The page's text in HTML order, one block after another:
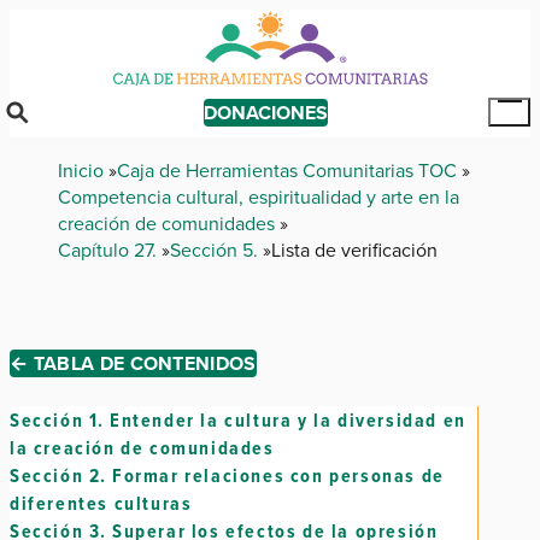
content
DONACIONES
Breadcrumb
Inicio Caja de Herramientas Comunitarias TOC
Competencia cultural, espiritualidad y arte en la
creación de comunidades
Capítulo 27. Sección 5. Lista de verificación
← TABLA DE CONTENIDOS
Sección 1. Entender la cultura y la diversidad en
la creación de comunidades
Sección 2. Formar relaciones con personas de
diferentes culturas
Sección 3. Superar los efectos de la opresión